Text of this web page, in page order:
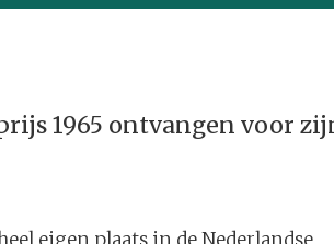
1965 ontvangen voor